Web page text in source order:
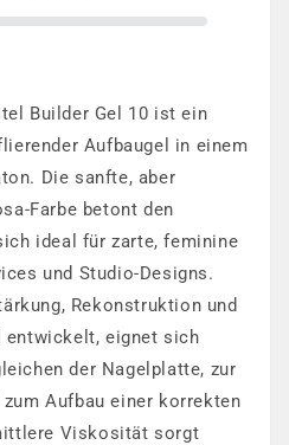
Builder Gel 10 ist ein
Aufbaugel in einem
Die sanfte, aber
Farbe betont den
ideal für zarte, feminine
und Studio-Designs.
Rekonstruktion und
entwickelt, eignet sich
der Nagelplatte, zur
Aufbau einer korrekten
Viskosität sorgt